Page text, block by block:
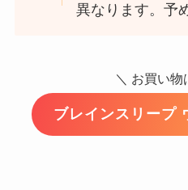
異なります。予
＼ お買い物
ブレインスリープ